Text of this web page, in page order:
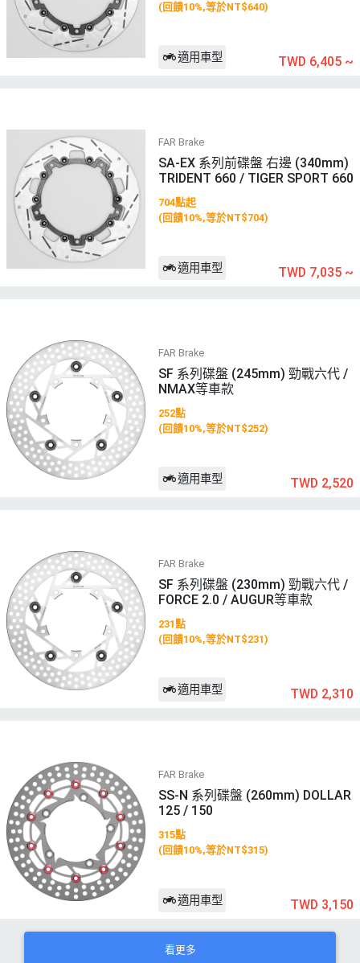
(回饋10%,等於NT$640)
適用車型 TWD 6,405 ~
FAR Brake
SA-EX 系列前碟盤 右邊 (340mm)
TRIDENT 660 / TIGER SPORT 660
704點起
(回饋10%,等於NT$704)
適用車型 TWD 7,035 ~
FAR Brake
SF 系列碟盤 (245mm) 勁戰六代 /
NMAX等車款
252點
(回饋10%,等於NT$252)
適用車型 TWD 2,520
FAR Brake
SF 系列碟盤 (230mm) 勁戰六代 /
FORCE 2.0 / AUGUR等車款
231點
(回饋10%,等於NT$231)
適用車型 TWD 2,310
FAR Brake
SS-N 系列碟盤 (260mm) DOLLAR
125 / 150
315點
(回饋10%,等於NT$315)
適用車型 TWD 3,150
看更多